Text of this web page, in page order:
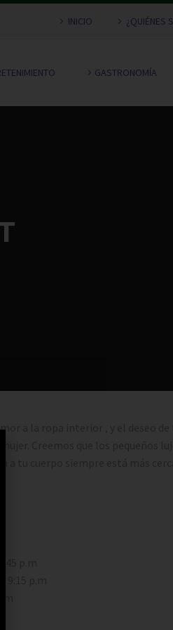
INICIO ¿QUIÉNES
GASTRONOMÍA
a la ropa interior , y el deseo de
Creemos que los pequeños
a tu cuerpo siempre está más
p.m